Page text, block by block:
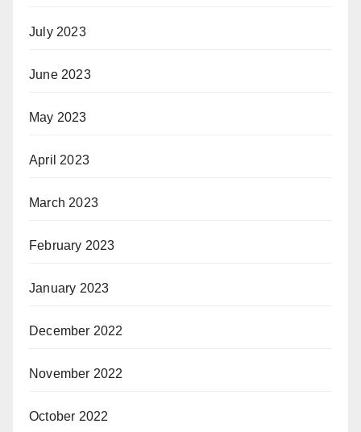
July 2023
June 2023
May 2023
April 2023
March 2023
February 2023
January 2023
December 2022
November 2022
October 2022